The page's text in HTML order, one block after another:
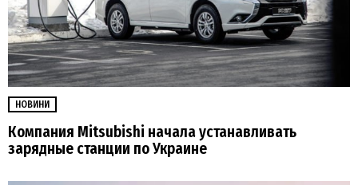
НОВИНИ
Компания Mitsubishi начала устанавливать
зарядные станции по Украине